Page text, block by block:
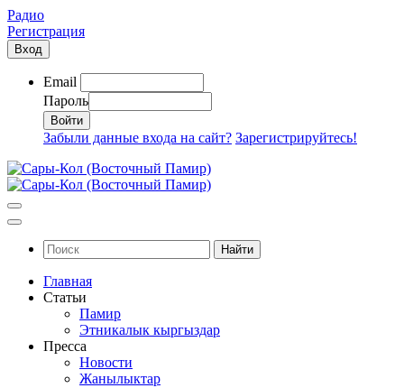
Радио
Регистрация
Вход
Email
Пароль
Забыли данные входа на сайт? Зарегистрируйтесь!
Найти
Главная
Статьи
Памир
Этникалык кыргыздар
Пресса
Новости
Жанылыктар